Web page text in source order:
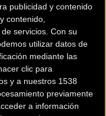
publicidad y contenido
contenido,
servicios. Con su
utilizar datos de
mediante las
clic para
y a nuestros 1538
previamente
a información
200 km